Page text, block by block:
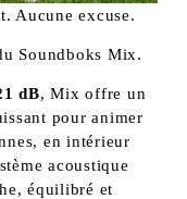
Aucune excuse.
Soundboks Mix.
dB, Mix offre un
pour animer
en intérieur
acoustique
équilibré et